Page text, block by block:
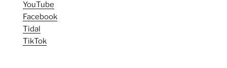
YouTube
Facebook
Tidal
TikTok